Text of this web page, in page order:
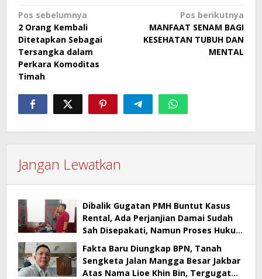
Navigasi
pos
Pos sebelumnya
2 Orang Kembali
Ditetapkan Sebagai
Tersangka dalam
Perkara Komoditas
Timah
Pos berikutnya
MANFAAT SENAM BAGI
KESEHATAN TUBUH DAN
MENTAL
Jangan Lewatkan
Dibalik Gugatan PMH Buntut Kasus
Rental, Ada Perjanjian Damai Sudah
Sah Disepakati, Namun Proses Hukum
Berlanjut
Fakta Baru Diungkap BPN, Tanah
Sengketa Jalan Mangga Besar Jakbar
Atas Nama Lioe Khin Bin, Tergugat